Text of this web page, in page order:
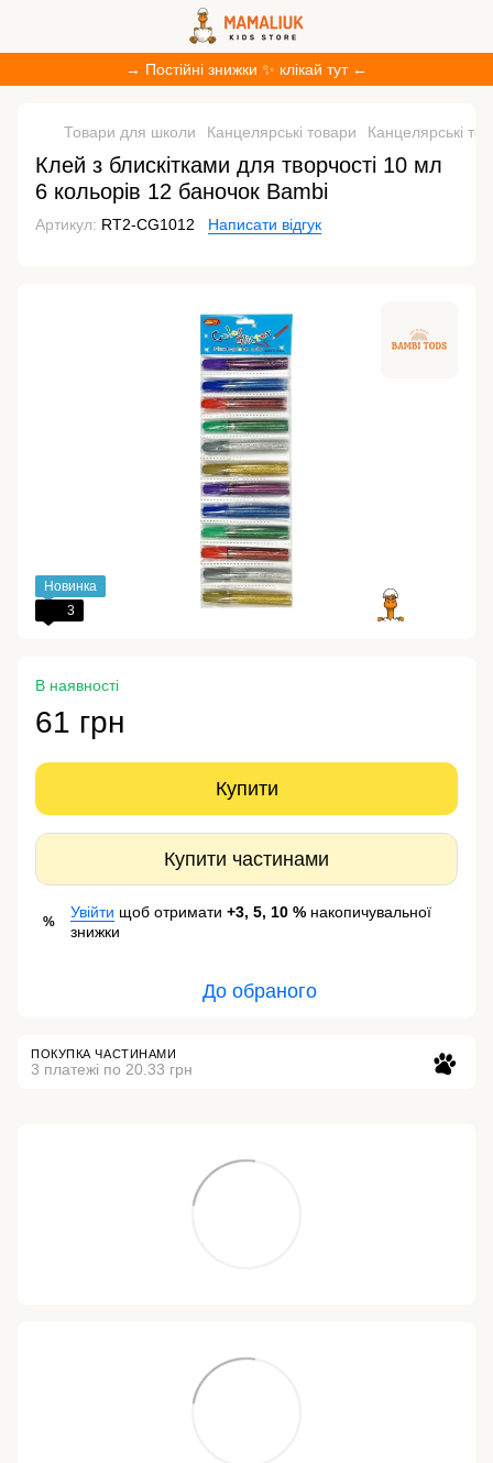
→ Постійні знижки ✨ клікай тут ←
Товари для школи Канцелярські товари Канцелярські
Клей з блискітками для творчості 10 мл
6 кольорів 12 баночок Bambi
Артикул: RT2-CG1012 Написати відгук
Новинка
3
В наявності
61 грн
Купити
Купити частинами
%
Увійти щоб отримати +3, 5, 10 % накопичувальної
знижки
До обраного
ПОКУПКА ЧАСТИНАМИ
3 платежі по 20.33 грн